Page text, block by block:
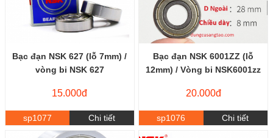
Bạc đạn NSK 627 (lỗ 7mm) /
vòng bi NSK 627
15.000đ
sp1077 Chi tiết
Bạc đạn NSK 6001ZZ (lỗ
12mm) / Vòng bi NSK6001zz
20.000đ
sp1076 Chi tiết